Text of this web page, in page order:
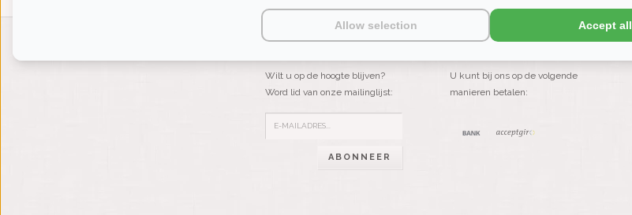
Wilt u op de hoogte blijven?
Word lid van onze mailinglijst:
ABONNEER
U kunt bij ons op de volgende
manieren betalen:
Allow selection Accept all